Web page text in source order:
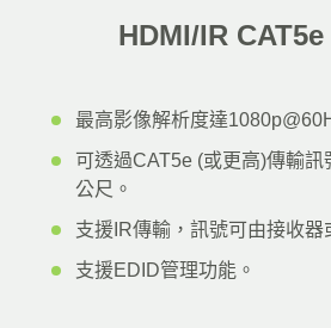
HDMI/IR
最高影像解析度達
可透過CAT5e (或更高)傳輸
公尺。
支援IR傳輸，訊號可由接收器
支援EDID管理功能。